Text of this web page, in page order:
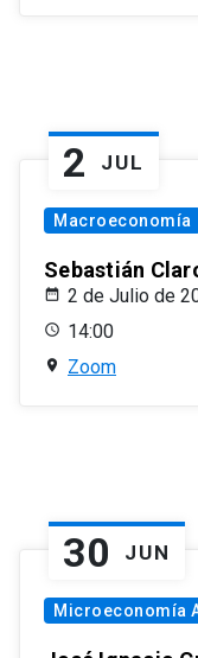
2 JUL
Macroeconomía
Sebastián
2 de Julio de
14:00
Zoom
30 JUN
Microeconomía